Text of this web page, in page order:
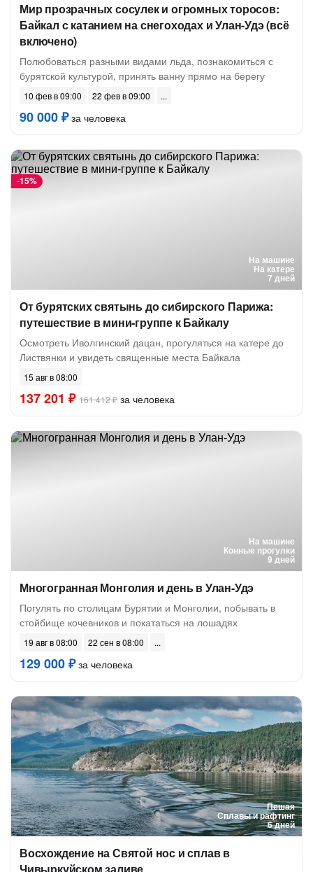
Мир прозрачных сосулек и огромных торосов:
Байкал с катанием на снегоходах и Улан-Удэ (всё
включено)
Полюбоваться разными видами льда, познакомиться с
бурятской культурой, принять ванну прямо на берегу
10 фев в 09:00 22 фев в 09:00
90 000 ₽за человека
На машине
На катере
7 дней
-15%
От бурятских святынь до сибирского Парижа:
путешествие в мини-группе к Байкалу
Осмотреть Иволгинский дацан, прогуляться на катере до
Листвянки и увидеть священные места Байкала
15 авг в 08:00
137 201 ₽ 161 412 ₽ за человека
На машине
Конные прогулки
9 дней
Многогранная Монголия и день в Улан-Удэ
Погулять по столицам Бурятии и Монголии, побывать в
стойбище кочевников и покататься на лошадях
19 авг в 08:00 22 сен в 08:00
129 000 ₽за человека
Пешая
Сплавы и рафтинг
6 дней
Восхождение на Святой нос и сплав в